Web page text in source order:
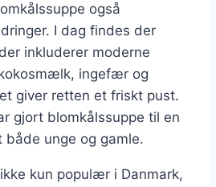
også
I dag findes der
inkluderer moderne
ingefær og
giver retten et friskt pust.
gjort blomkålssuppe til en
unge og gamle.
kun populær i Danmark,